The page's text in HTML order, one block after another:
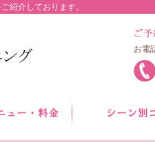
紹介しております。
お電